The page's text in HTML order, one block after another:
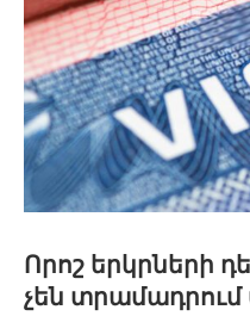
Որոշ երկրների
չեն